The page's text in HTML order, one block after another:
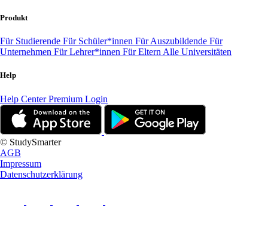
Produkt
Für Studierende Für Schüler*innen Für Auszubildende Für
Unternehmen Für Lehrer*innen Für Eltern Alle Universitäten
Help
Help CenterPremium Login
© StudySmarter
AGB
Impressum
Datenschutzerklärung